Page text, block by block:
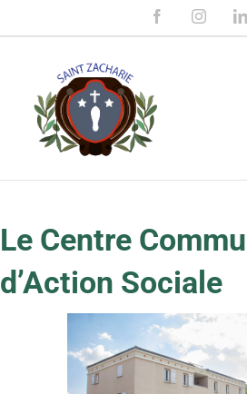
au
Facebook
Le Centre
d’Action Sociale